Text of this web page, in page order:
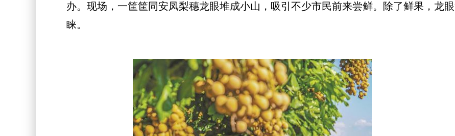
办。现场，一筐筐同安凤梨穗龙眼堆成小山，吸引不少市民前来尝鲜。除了鲜果，龙
睐。